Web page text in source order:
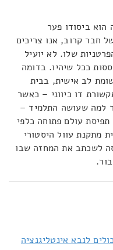
ביסודו פער
חבר קרוב, אנו צריכים
שלו. לא יועיל
ככל שיהיו. בדומה
לב אישית, בבית
דו כיווני – כאשר
למה שעושה התלמיד –
עולם פתוחה כלפי
מתקנת עוול היסטורי
לשכתב את המחזה שבו
לנבא אינטליגנציה